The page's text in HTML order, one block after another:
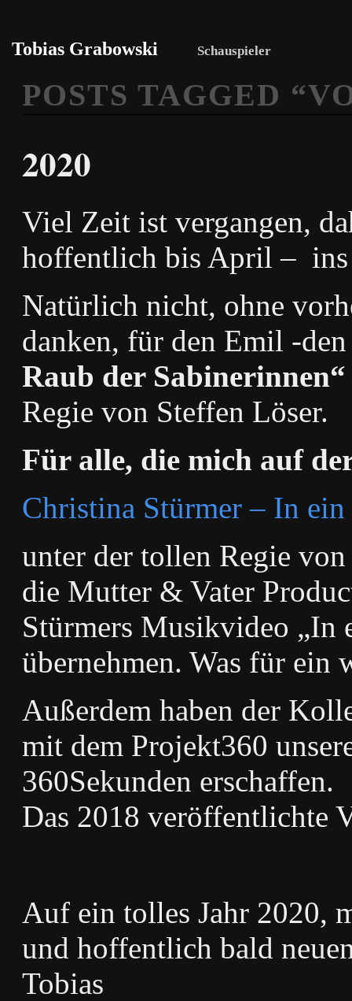
Tobias Grabowski Schauspieler
POSTS TAGGED “
2020
Viel Zeit ist vergangen,
hoffentlich bis April – ins
Natürlich nicht, ohne
danken, für den Emil
Raub der Sabinerinnen“
Regie von Steffen Löser.
Für alle, die mich auf
Christina Stürmer – In
unter der tollen Regie von
die Mutter & Vater
Stürmers Musikvideo „In
übernehmen. Was für ein
Außerdem haben der
mit dem Projekt360
360Sekunden erschaffen.
Das 2018 veröffentlichte
Auf ein tolles Jahr 2020,
und hoffentlich bald
Tobias